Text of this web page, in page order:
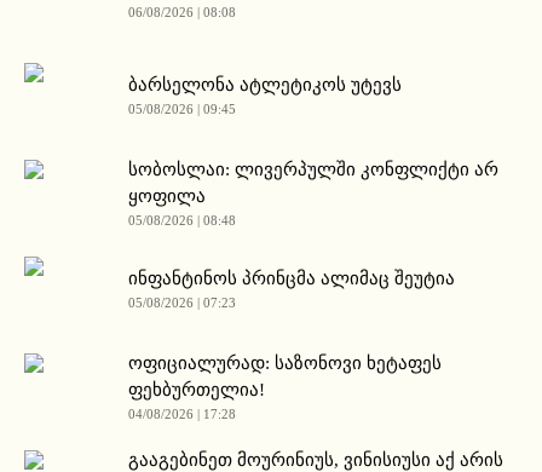
06/08/2026 | 08:08
ბარსელონა ატლეტიკოს უტევს
05/08/2026 | 09:45
სობოსლაი: ლივერპულში კონფლიქტი არ
ყოფილა
05/08/2026 | 08:48
ინფანტინოს პრინცმა ალიმაც შეუტია
05/08/2026 | 07:23
ოფიციალურად: საზონოვი ხეტაფეს
ფეხბურთელია!
04/08/2026 | 17:28
გააგებინეთ მოურინიუს, ვინისიუსი აქ არის